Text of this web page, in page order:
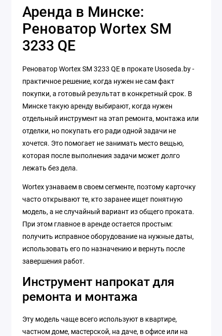
Аренда в Минске:
Реноватор Wortex SM
3233 QE
Реноватор Wortex SM 3233 QE в прокате Usoseda.by -
практичное решение, когда нужен не сам факт
покупки, а готовый результат в конкретный срок. В
Минске такую аренду выбирают, когда нужен
отдельный инструмент на этап ремонта, монтажа или
отделки, но покупать его ради одной задачи не
хочется. Это помогает не занимать место вещью,
которая после выполнения задачи может долго
лежать без дела.
Wortex узнаваем в своем сегменте, поэтому карточку
часто открывают те, кто заранее ищет понятную
модель, а не случайный вариант из общего проката.
При этом главное в аренде остается простым:
получить исправное оборудование на нужные даты,
использовать его по назначению и вернуть после
завершения работ.
Инструмент напрокат для
ремонта и монтажа
Эту модель чаще всего используют в квартире,
частном доме, мастерской, на даче, в офисе или на